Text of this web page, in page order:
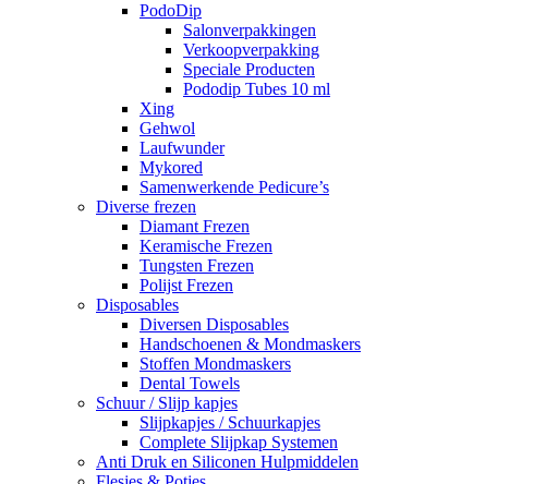
PodoDip
Salonverpakkingen
Verkoopverpakking
Speciale Producten
Pododip Tubes 10 ml
Xing
Gehwol
Laufwunder
Mykored
Samenwerkende Pedicure’s
Diverse frezen
Diamant Frezen
Keramische Frezen
Tungsten Frezen
Polijst Frezen
Disposables
Diversen Disposables
Handschoenen & Mondmaskers
Stoffen Mondmaskers
Dental Towels
Schuur / Slijp kapjes
Slijpkapjes / Schuurkapjes
Complete Slijpkap Systemen
Anti Druk en Siliconen Hulpmiddelen